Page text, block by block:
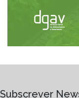
Subscrever